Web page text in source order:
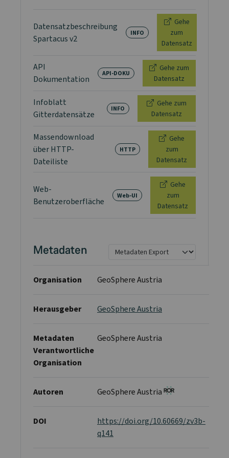
Datensatzbeschreibung
Spartacus v2
INFO
Gehe
zum
Datensatz
API
Dokumentation
API-DOKU
Gehe zum
Datensatz
Infoblatt
Gitterdatensätze
INFO
Gehe zum
Datensatz
Massendownload
über HTTP-
Dateiliste
HTTP
Gehe
zum
Datensatz
Web-
Benutzeroberfläche
Web-UI
Gehe
zum
Datensatz
Metadaten
Organisation GeoSphere Austria
Herausgeber GeoSphere Austria
Metadaten
Verantwortliche
Organisation
GeoSphere Austria
Autoren GeoSphere Austria
DOI
https://doi.org/10.60669/zv3b-
q141